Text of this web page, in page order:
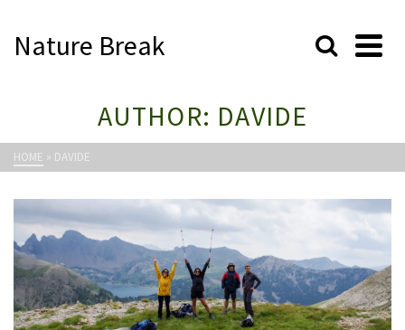
Nature Break
AUTHOR: DAVIDE
HOME » DAVIDE